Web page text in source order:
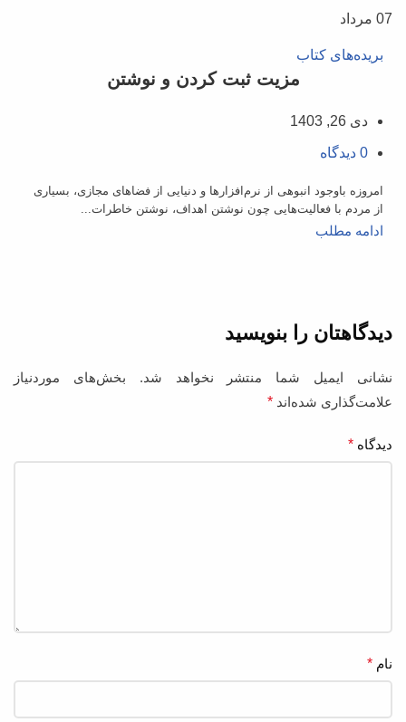
07 مرداد
بریده‌های کتاب
مزیت ثبت‌ کردن و نوشتن
دی 26, 1403
0 دیدگاه
امروزه باوجود انبوهی از نرم‌افزارها و دنیایی از فضاهای مجازی، بسیاری
از مردم با فعالیت‌هایی چون نوشتن اهداف، نوشتن خاطرات...
ادامه مطلب
دیدگاهتان را بنویسید
نشانی ایمیل شما منتشر نخواهد شد.
بخش‌های موردنیاز
علامت‌گذاری شده‌اند *
دیدگاه *
نام *